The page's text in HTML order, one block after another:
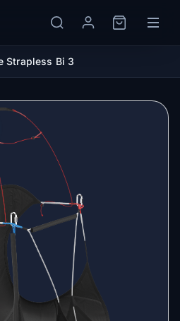
Strapless Bi 3